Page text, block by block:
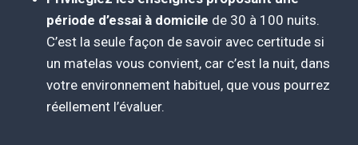
période d’essai à domicile de 30 à 100 nuits.
C’est la seule façon de savoir avec certitude si
un matelas vous convient, car c’est la nuit, dans
votre environnement habituel, que vous pourrez
réellement l’évaluer.